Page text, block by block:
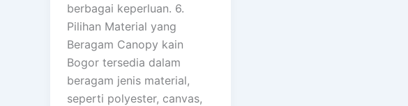
berbagai keperluan. 6.
Pilihan Material yang
Beragam Canopy kain
Bogor tersedia dalam
beragam jenis material,
seperti polyester, canvas,